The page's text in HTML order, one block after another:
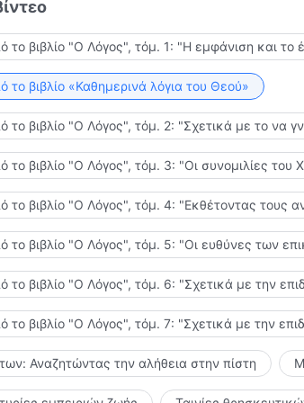
Του βοηθά τον άνθρωπο να Τον
μέθοδο εργασίας κι αν χρησιμοποιεί, η
Παρόλο που μια από τις
αυτό γίνεται για να ενισχυθεί
αμφιβολίες μέσα σας. Αυτά είναι όλα τα
το βιβλίο "Ο Λόγος", τόμ. 1: "Η εμφάνιση και το
το βιβλίο «Καθημερινά λόγια του Θεού»
το βιβλίο "Ο Λόγος", τόμ. 2: "Σχετικά με το να
το βιβλίο "Ο Λόγος", τόμ. 3: "Οι συνομιλίες
το βιβλίο "Ο Λόγος", τόμ. 4: "Εκθέτοντας τους
το βιβλίο "Ο Λόγος", τόμ. 5: "Οι ευθύνες των
το βιβλίο "Ο Λόγος", τόμ. 6: "Σχετικά με την
το βιβλίο "Ο Λόγος", τόμ. 7: "Σχετικά με την
Αναζητώντας την αλήθεια στην πίστη